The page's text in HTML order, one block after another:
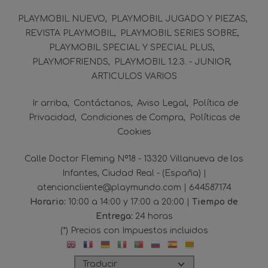
PLAYMOBIL NUEVO
PLAYMOBIL JUGADO Y PIEZAS
REVISTA PLAYMOBIL
PLAYMOBIL SERIES SOBRE
PLAYMOBIL SPECIAL Y SPECIAL PLUS
PLAYMOFRIENDS
PLAYMOBIL 1.2.3. - JUNIOR
ARTICULOS VARIOS
Ir arriba Contáctanos Aviso Legal
Política de
Privacidad
Condiciones de Compra
Políticas de
Cookies
Calle Doctor Fleming Nº18 - 13320 Villanueva de los
Infantes, Ciudad Real - (España) |
atencioncliente@playmundo.com | 644587174
Horario: 10:00 a 14:00 y 17:00 a 20:00 | Tiempo de
Entrega: 24 horas
(*) Precios con Impuestos incluidos